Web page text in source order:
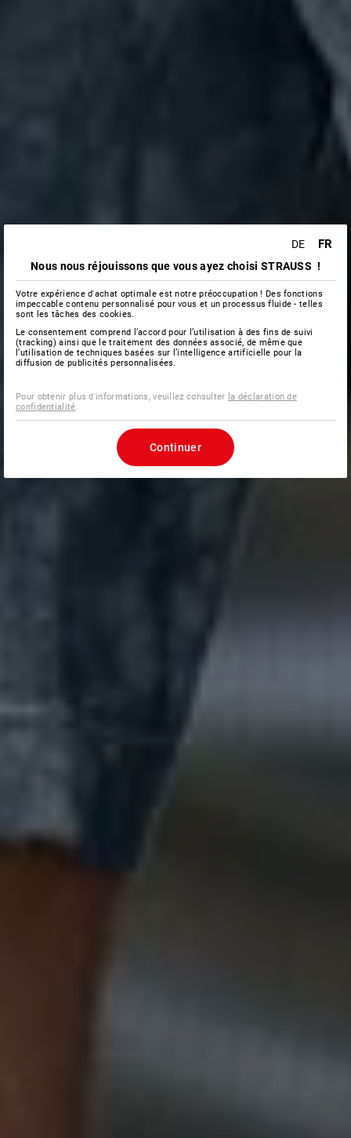
DE FR
Nous nous réjouissons que vous ayez choisi STRAUSS !
Votre expérience d'achat optimale est notre préoccupation ! Des fonctions
impeccable contenu personnalisé pour vous et un processus fluide - telles
sont les tâches des cookies.
Le consentement comprend l’accord pour l’utilisation à des fins de suivi
(tracking) ainsi que le traitement des données associé, de même que
l’utilisation de techniques basées sur l’intelligence artificielle pour la
diffusion de publicités personnalisées.
Pour obtenir plus d'informations, veuillez consulter la déclaration de
confidentialité.
Continuer